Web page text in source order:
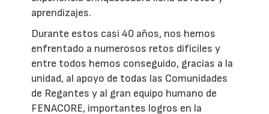
aprendizajes.
Durante estos casi 40 años, nos hemos
enfrentado a numerosos retos difíciles y
entre todos hemos conseguido, gracias a la
unidad, al apoyo de todas las Comunidades
de Regantes y al gran equipo humano de
FENACORE, importantes logros en la